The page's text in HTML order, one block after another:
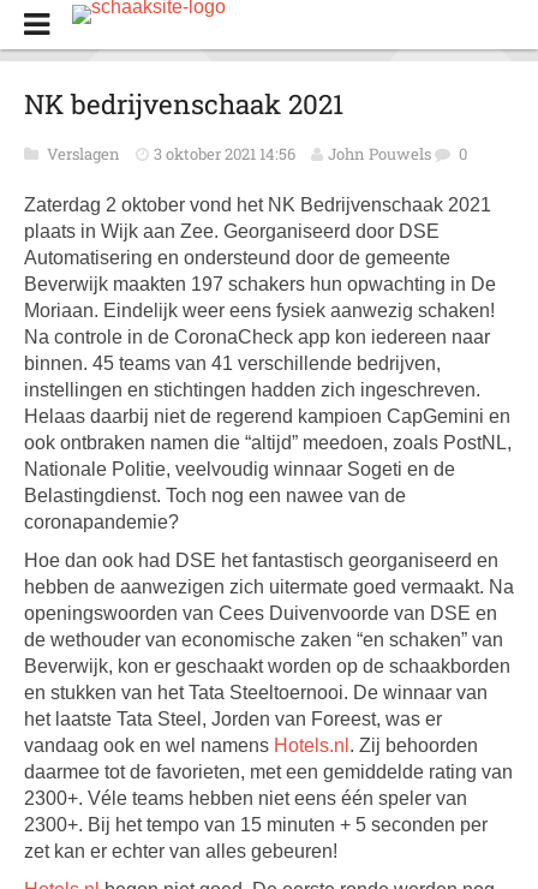
NK bedrijvenschaak 2021
Verslagen 3 oktober 2021 14:56 John Pouwels 0
Zaterdag 2 oktober vond het NK Bedrijvenschaak 2021
plaats in Wijk aan Zee. Georganiseerd door DSE
Automatisering en ondersteund door de gemeente
Beverwijk maakten 197 schakers hun opwachting in De
Moriaan. Eindelijk weer eens fysiek aanwezig schaken!
Na controle in de CoronaCheck app kon iedereen naar
binnen. 45 teams van 41 verschillende bedrijven,
instellingen en stichtingen hadden zich ingeschreven.
Helaas daarbij niet de regerend kampioen CapGemini en
ook ontbraken namen die “altijd” meedoen, zoals PostNL,
Nationale Politie, veelvoudig winnaar Sogeti en de
Belastingdienst. Toch nog een nawee van de
coronapandemie?
Hoe dan ook had DSE het fantastisch georganiseerd en
hebben de aanwezigen zich uitermate goed vermaakt. Na
openingswoorden van Cees Duivenvoorde van DSE en
de wethouder van economische zaken “en schaken” van
Beverwijk, kon er geschaakt worden op de schaakborden
en stukken van het Tata Steeltoernooi. De winnaar van
het laatste Tata Steel, Jorden van Foreest, was er
vandaag ook en wel namens Hotels.nl . Zij behoorden
daarmee tot de favorieten, met een gemiddelde rating van
2300+. Véle teams hebben niet eens één speler van
2300+. Bij het tempo van 15 minuten + 5 seconden per
zet kan er echter van alles gebeuren!